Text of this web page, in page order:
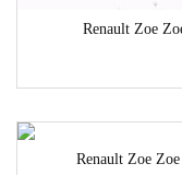
Renault Zoe
Renault Zoe